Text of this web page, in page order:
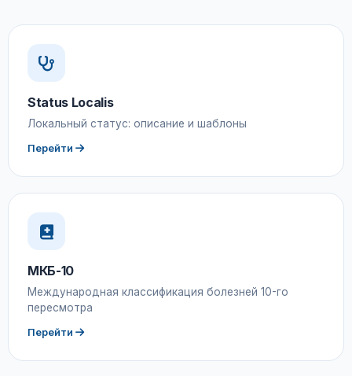
Status Localis
Локальный статус: описание и шаблоны
Перейти
МКБ-10
Международная классификация болезней 10-го
пересмотра
Перейти